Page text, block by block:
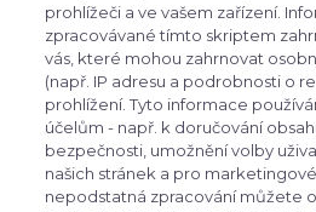
prohlížeči a ve vašem zařízení.
zpracovávané tímto skriptem
vás, které mohou zahrnovat
(např. IP adresu a podrobnosti o
prohlížení. Tyto informace
účelům - např. k doručování
bezpečnosti, umožnění volby
našich stránek a pro
nepodstatná zpracování můžete